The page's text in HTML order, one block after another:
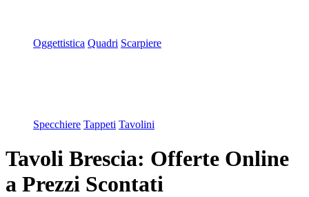
Oggettistica Quadri Scarpiere
Specchiere Tappeti Tavolini
Tavoli Brescia: Offerte Online
a Prezzi Scontati